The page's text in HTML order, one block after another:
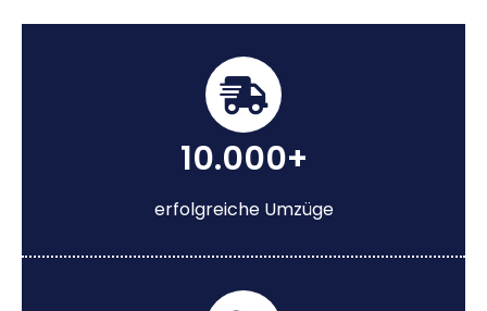
10.000+
erfolgreiche Umzüge